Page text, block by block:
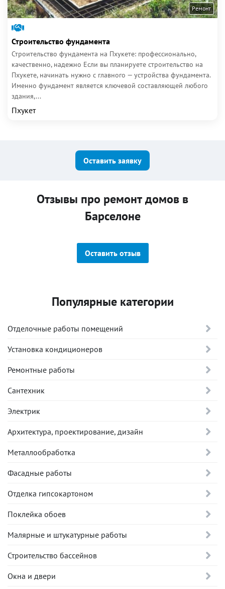
Ремонт
Строительство фундамента
Строительство фундамента на Пхукете: профессионально,
качественно, надежно Если вы планируете строительство на
Пхукете, начинать нужно с главного — устройства фундамента.
Именно фундамент является ключевой составляющей любого
здания,...
Пхукет
Оставить заявку
Отзывы про ремонт домов в
Барселоне
Оставить отзыв
Популярные категории
Отделочные работы помещений
Установка кондиционеров
Ремонтные работы
Сантехник
Электрик
Архитектура, проектирование, дизайн
Металлообработка
Фасадные работы
Отделка гипсокартоном
Поклейка обоев
Малярные и штукатурные работы
Строительство бассейнов
Окна и двери